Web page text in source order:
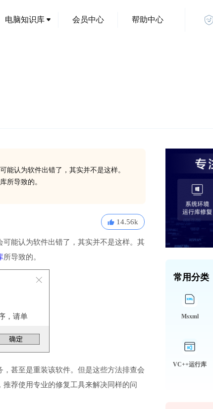
电脑知识库 会员中心 帮助中心
能认为软件出错了，其实并不是这样。
所导致的。
14.56k
能认为软件出错了，其实并不是这样。其
所导致的。
，请单
甚至是重装该软件。但是这些方法排查会
荐使用专业的修复工具来解决同样的问
常用分类
Msxml
VC++运行库